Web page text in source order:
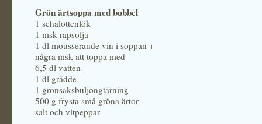
Grön ärtsoppa med bubbel
1 schalottenlök
1 msk rapsolja
1 dl mousserande vin i soppan +
några msk att toppa med
6,5 dl vatten
1 dl grädde
1 grönsaksbuljongtärning
500 g frysta små gröna ärtor
salt och vitpeppar